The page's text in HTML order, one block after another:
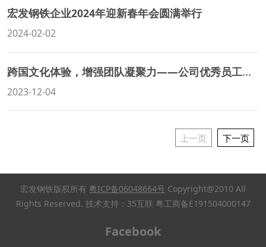
宏发钢铁企业2024年迎新春年会圆满举行
2024-02-02
跨国文化体验，增强团队凝聚力——公司优秀员工新加坡、韩国之旅
2023-12-04
上一页 下一页
宏发钢铁版权所有 粤ICP备06048664号 Copyright@2010 All
Rights Reserved. 技术支持：35互联 粤工商备E191504000147
Facebook